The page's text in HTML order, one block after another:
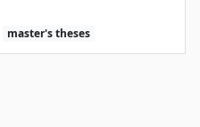
master's theses